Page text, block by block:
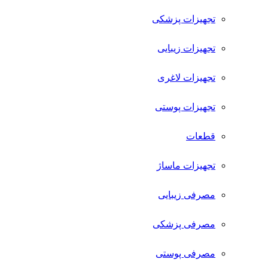
تجهیزات پزشکی
تجهیزات زیبایی
تجهیزات لاغری
تجهیزات پوستی
قطعات
تجهیزات ماساژ
مصرفی زیبایی
مصرفی پزشکی
مصرفی پوستی